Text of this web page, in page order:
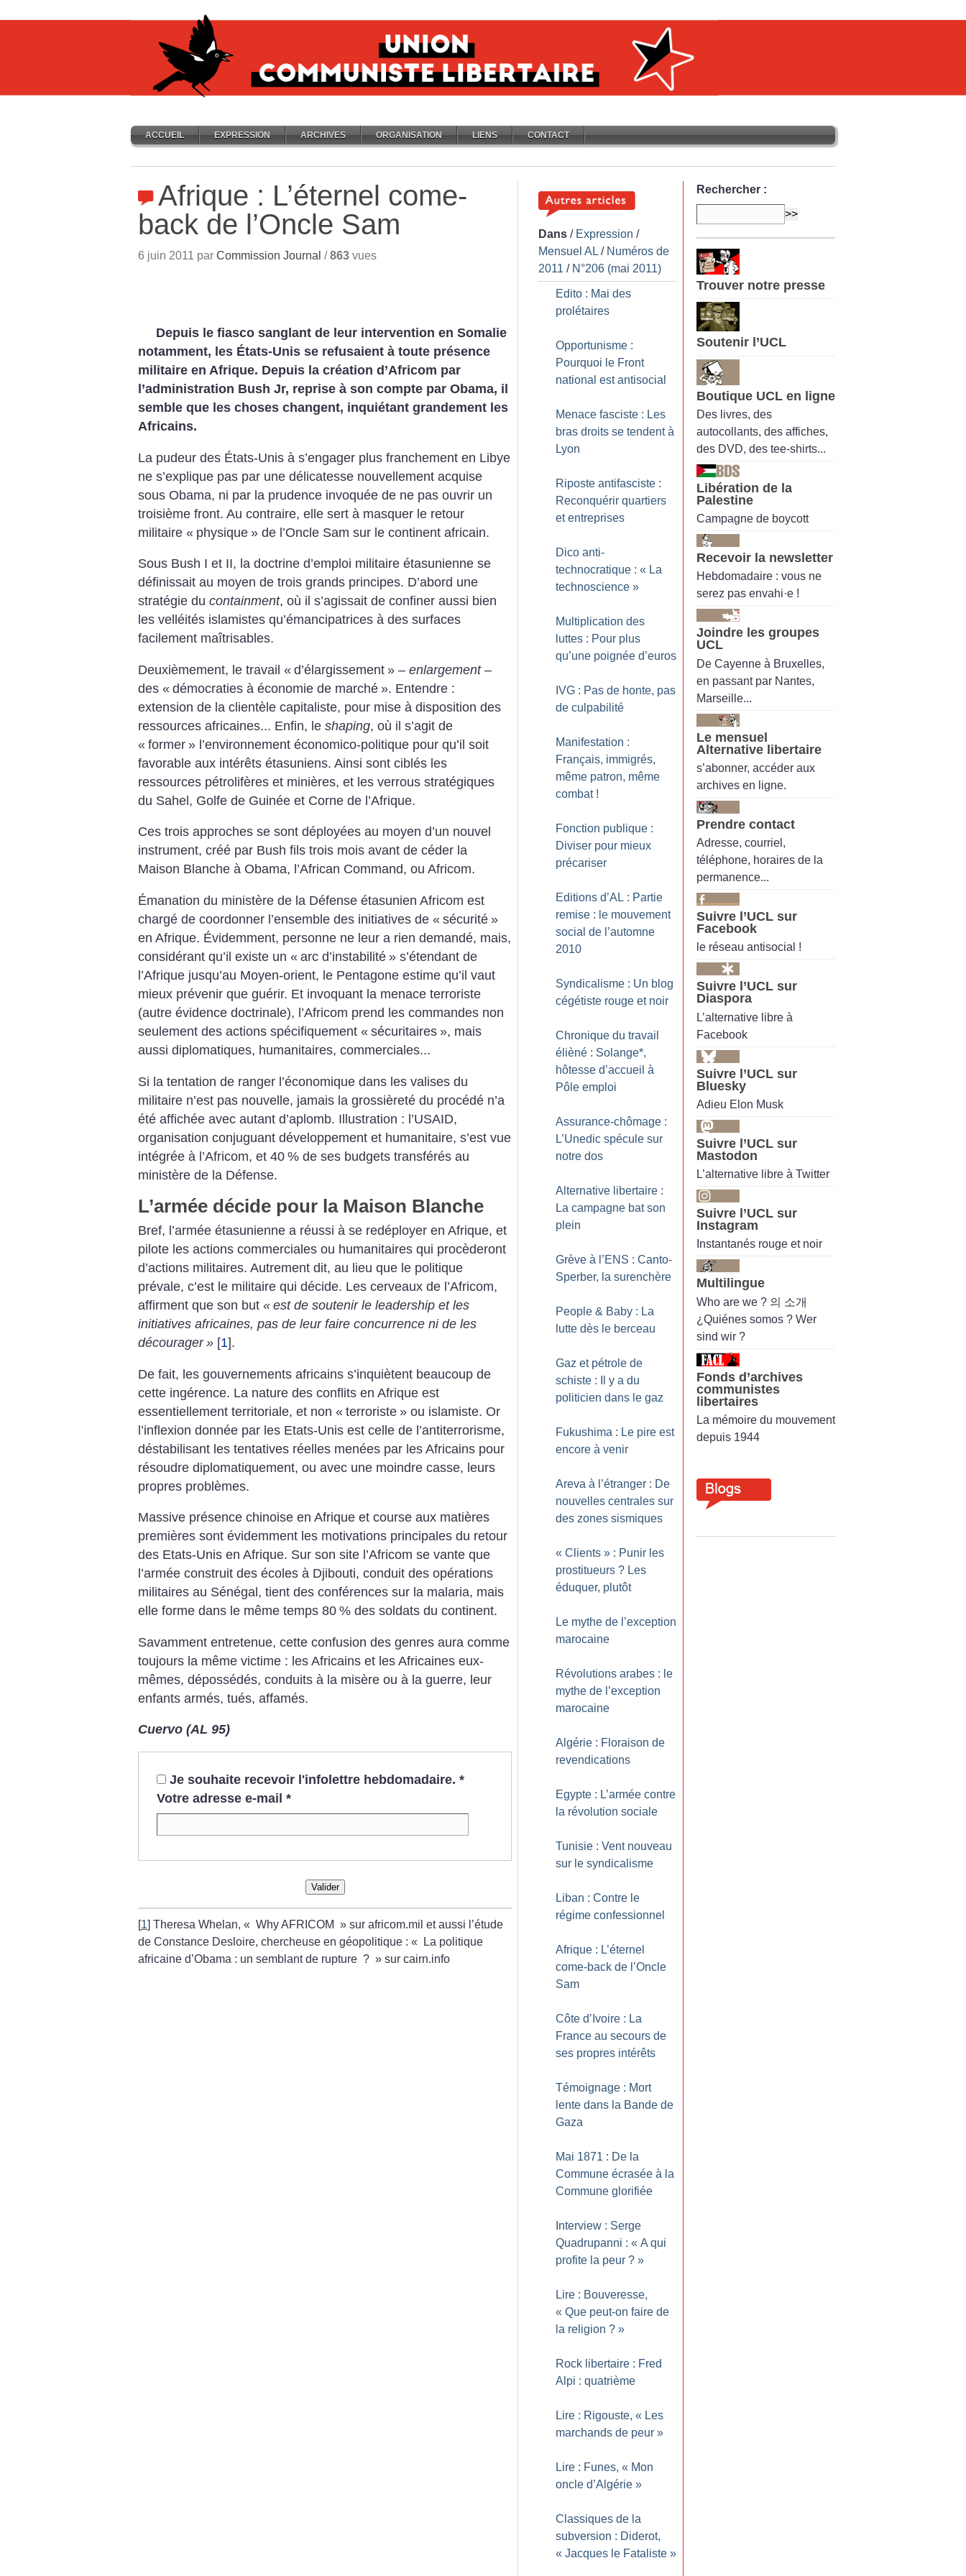
ACCUEIL EXPRESSION ARCHIVES ORGANISATION LIENS CONTACT
Afrique : L’éternel come-
back de l’Oncle Sam
6 juin 2011 par Commission Journal /863 vues
Depuis le fiasco sanglant de leur intervention en Somalie
notamment, les États-Unis se refusaient à toute présence
militaire en Afrique. Depuis la création d’Africom par
l’administration Bush Jr, reprise à son compte par Obama, il
semble que les choses changent, inquiétant grandement les
Africains.
La pudeur des États-Unis à s’engager plus franchement en Libye
ne s’explique pas par une délicatesse nouvellement acquise
sous Obama, ni par la prudence invoquée de ne pas ouvrir un
troisième front. Au contraire, elle sert à masquer le retour
militaire « physique » de l’Oncle Sam sur le continent africain.
Sous Bush I et II, la doctrine d’emploi militaire étasunienne se
définissait au moyen de trois grands principes. D’abord une
stratégie du containment, où il s’agissait de confiner aussi bien
les velléités islamistes qu’émancipatrices à des surfaces
facilement maîtrisables.
Deuxièmement, le travail « d’élargissement » – enlargement–
des « démocraties à économie de marché ». Entendre :
extension de la clientèle capitaliste, pour mise à disposition des
ressources africaines... Enfin, le shaping, où il s’agit de
« former » l’environnement économico-politique pour qu’il soit
favorable aux intérêts étasuniens. Ainsi sont ciblés les
ressources pétrolifères et minières, et les verrous stratégiques
du Sahel, Golfe de Guinée et Corne de l’Afrique.
Ces trois approches se sont déployées au moyen d’un nouvel
instrument, créé par Bush fils trois mois avant de céder la
Maison Blanche à Obama, l’African Command, ou Africom.
Émanation du ministère de la Défense étasunien Africom est
chargé de coordonner l’ensemble des initiatives de « sécurité »
en Afrique. Évidemment, personne ne leur a rien demandé, mais,
considérant qu’il existe un « arc d’instabilité » s’étendant de
l’Afrique jusqu’au Moyen-orient, le Pentagone estime qu’il vaut
mieux prévenir que guérir. Et invoquant la menace terroriste
(autre évidence doctrinale), l’Africom prend les commandes non
seulement des actions spécifiquement « sécuritaires », mais
aussi diplomatiques, humanitaires, commerciales...
Si la tentation de ranger l’économique dans les valises du
militaire n’est pas nouvelle, jamais la grossièreté du procédé n’a
été affichée avec autant d’aplomb. Illustration : l’USAID,
organisation conjuguant développement et humanitaire, s’est vue
intégrée à l’Africom, et 40 % de ses budgets transférés au
ministère de la Défense.
L’armée décide pour la Maison Blanche
Bref, l’armée étasunienne a réussi à se redéployer en Afrique, et
pilote les actions commerciales ou humanitaires qui procèderont
d’actions militaires. Autrement dit, au lieu que le politique
prévale, c’est le militaire qui décide. Les cerveaux de l’Africom,
affirment que son but « est de soutenir le leadership et les
initiatives africaines, pas de leur faire concurrence ni de les
décourager » [1].
De fait, les gouvernements africains s’inquiètent beaucoup de
cette ingérence. La nature des conflits en Afrique est
essentiellement territoriale, et non « terroriste » ou islamiste. Or
l’inflexion donnée par les Etats-Unis est celle de l’antiterrorisme,
déstabilisant les tentatives réelles menées par les Africains pour
résoudre diplomatiquement, ou avec une moindre casse, leurs
propres problèmes.
Massive présence chinoise en Afrique et course aux matières
premières sont évidemment les motivations principales du retour
des Etats-Unis en Afrique. Sur son site l’Africom se vante que
l’armée construit des écoles à Djibouti, conduit des opérations
militaires au Sénégal, tient des conférences sur la malaria, mais
elle forme dans le même temps 80 % des soldats du continent.
Savamment entretenue, cette confusion des genres aura comme
toujours la même victime : les Africains et les Africaines eux-
mêmes, dépossédés, conduits à la misère ou à la guerre, leur
enfants armés, tués, affamés.
Cuervo (AL 95)
Je souhaite recevoir l'infolettre hebdomadaire. *
Votre adresse e-mail *
Valider
[1] Theresa Whelan, « Why AFRICOM » sur africom.mil et aussi l’étude
de Constance Desloire, chercheuse en géopolitique : «
La politique
africaine d’Obama : un semblant de rupture ? » sur cairn.info
Dans / Expression /
Mensuel AL / Numéros de
2011 / N°206 (mai 2011)
Edito : Mai des
prolétaires
Opportunisme :
Pourquoi le Front
national est antisocial
Menace fasciste : Les
bras droits se tendent à
Lyon
Riposte antifasciste :
Reconquérir quartiers
et entreprises
Dico anti-
technocratique : « La
technoscience »
Multiplication des
luttes : Pour plus
qu’une poignée d’euros
IVG : Pas de honte, pas
de culpabilité
Manifestation :
Français, immigrés,
même patron, même
combat !
Fonction publique :
Diviser pour mieux
précariser
Editions d’AL : Partie
remise : le mouvement
social de l’automne
2010
Syndicalisme : Un blog
cégétiste rouge et noir
Chronique du travail
élièné : Solange*,
hôtesse d’accueil à
Pôle emploi
Assurance-chômage :
L’Unedic spécule sur
notre dos
Alternative libertaire :
La campagne bat son
plein
Grève à l’ENS : Canto-
Sperber, la surenchère
People & Baby : La
lutte dès le berceau
Gaz et pétrole de
schiste : Il y a du
politicien dans le gaz
Fukushima : Le pire est
encore à venir
Areva à l’étranger : De
nouvelles centrales sur
des zones sismiques
« Clients » : Punir les
prostitueurs ? Les
éduquer, plutôt
Le mythe de l’exception
marocaine
Révolutions arabes : le
mythe de l’exception
marocaine
Algérie : Floraison de
revendications
Egypte : L’armée contre
la révolution sociale
Tunisie : Vent nouveau
sur le syndicalisme
Liban : Contre le
régime confessionnel
Afrique : L’éternel
come-back de l’Oncle
Sam
Côte d’Ivoire : La
France au secours de
ses propres intérêts
Témoignage : Mort
lente dans la Bande de
Gaza
Mai 1871 : De la
Commune écrasée à la
Commune glorifiée
Interview : Serge
Quadrupanni : « A qui
profite la peur ? »
Lire : Bouveresse,
« Que peut-on faire de
la religion ? »
Rock libertaire : Fred
Alpi : quatrième
Lire : Rigouste, « Les
marchands de peur »
Lire : Funes, « Mon
oncle d’Algérie »
Classiques de la
subversion : Diderot,
« Jacques le Fataliste »
Rechercher :
Trouver notre presse
Soutenir l’UCL
Boutique UCL en ligne
Des livres, des
autocollants, des affiches,
des DVD, des tee-shirts...
Libération de la
Palestine
Campagne de boycott
Recevoir la newsletter
Hebdomadaire : vous ne
serez pas envahi·e !
Joindre les groupes
UCL
De Cayenne à Bruxelles,
en passant par Nantes,
Marseille...
Le mensuel
Alternative libertaire
s’abonner, accéder aux
archives en ligne.
Prendre contact
Adresse, courriel,
téléphone, horaires de la
permanence...
Suivre l’UCL sur
Facebook
le réseau antisocial !
Suivre l’UCL sur
Diaspora
L’alternative libre à
Facebook
Suivre l’UCL sur
Bluesky
Adieu Elon Musk
Suivre l’UCL sur
Mastodon
L’alternative libre à Twitter
Suivre l’UCL sur
Instagram
Instantanés rouge et noir
Multilingue
Who are we ? 의 소개
¿Quiénes somos ? Wer
sind wir ?
Fonds d’archives
communistes
libertaires
La mémoire du mouvement
depuis 1944